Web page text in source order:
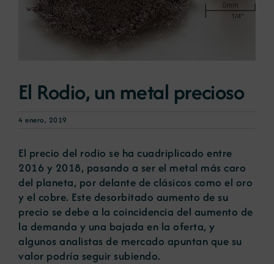
Contacto
El Rodio, un metal precioso
4 enero, 2019
El precio del rodio se ha cuadriplicado entre
2016 y 2018, pasando a ser el metal más caro
del planeta, por delante de clásicos como el oro
y el cobre. Este desorbitado aumento de su
precio se debe a la coincidencia del aumento de
la demanda y una bajada en la oferta, y
algunos analistas de mercado apuntan que su
valor podría seguir subiendo.